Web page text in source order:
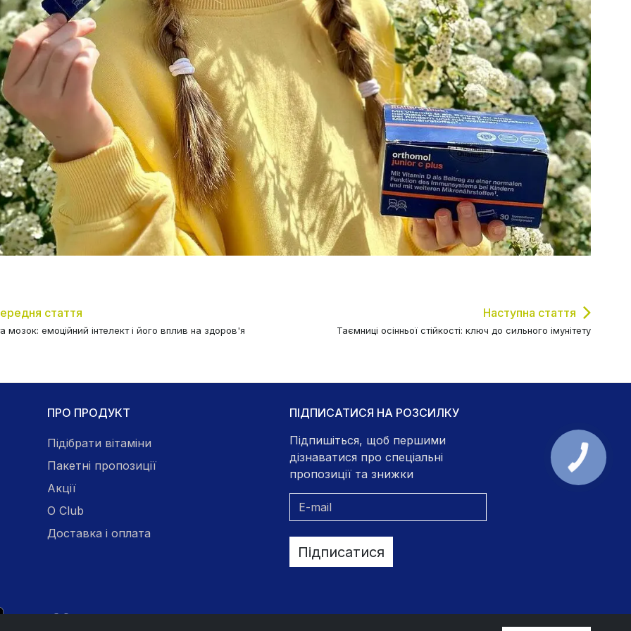
стаття
мозок: емоційний інтелект і його вплив на здоров'я
Наступна стаття
Таємниці осінньої стійкості: ключ до сильного імунітету
ПРО ПРОДУКТ
Підібрати вітаміни
Пакетні пропозиції
Акції
O Club
Доставка і оплата
ПІДПИСАТИСЯ НА РОЗСИЛКУ
Підпишіться, щоб першими
дізнаватися про спеціальні
пропозиції та знижки
Підписатися